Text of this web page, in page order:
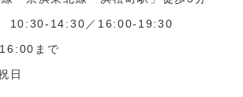
10:30-14:30／16:00-19:30
まで
日